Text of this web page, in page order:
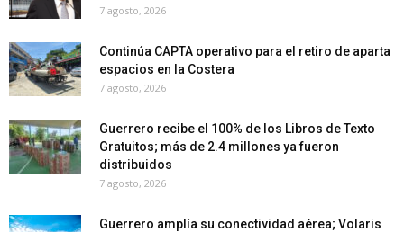
7 agosto, 2026
Continúa CAPTA operativo para el retiro de aparta
espacios en la Costera
7 agosto, 2026
Guerrero recibe el 100% de los Libros de Texto
Gratuitos; más de 2.4 millones ya fueron
distribuidos
7 agosto, 2026
Guerrero amplía su conectividad aérea; Volaris